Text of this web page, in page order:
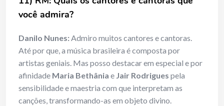
você admira?
Danilo Nunes:Admiro muitos cantores e cantoras.
Até por que, a música brasileira é composta por
artistas geniais. Mas posso destacar em especial e por
afinidade Maria Bethânia e Jair Rodrigues pela
sensibilidade e maestria com que interpretam as
canções, transformando-as em objeto divino.